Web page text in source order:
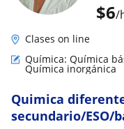
$6/
Clases on line
Química: Química
Química inorgánica
Quimica
secundario/